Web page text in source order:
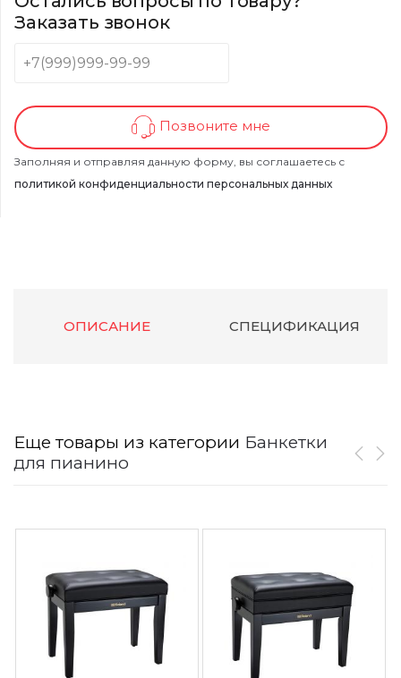
Заказать звонок
Позвоните мне
Заполняя и отправляя данную форму, вы соглашаетесь с
политикой конфиденциальности персональных данных
ОПИСАНИЕ СПЕЦИФИКАЦИЯ
Еще товары из категории Банкетки
для пианино